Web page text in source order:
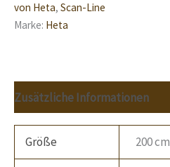
von Heta, Scan-Line
Marke: Heta
Zusätzliche Informationen
Größe 200 cm